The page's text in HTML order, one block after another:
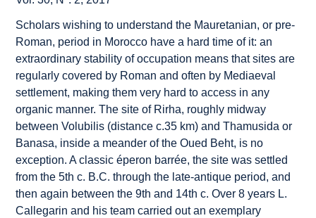
Scholars wishing to understand the Mauretanian, or pre-
Roman, period in Morocco have a hard time of it: an
extraordinary stability of occupation means that sites are
regularly covered by Roman and often by Mediaeval
settlement, making them very hard to access in any
organic manner. The site of Rirha, roughly midway
between Volubilis (distancec.35 km) and Thamusida or
Banasa, inside a meander of the Oued Beht, is no
exception. A classicéperon barrée, the site was settled
from the 5th c. B.C. through the late-antique period, and
then again between the 9th and 14th c. Over 8 years L.
Callegarin and his team carried out an exemplary